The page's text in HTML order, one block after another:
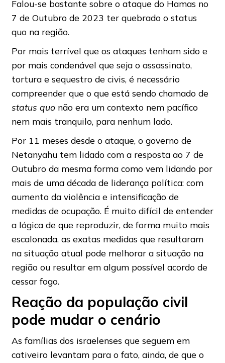
Falou-se bastante sobre o ataque do Hamas no
7 de Outubro de 2023 ter quebrado o status
quo na região.
Por mais terrível que os ataques tenham sido e
por mais condenável que seja o assassinato,
tortura e sequestro de civis, é necessário
compreender que o que está sendo chamado de
status quonão era um contexto nem pacífico
nem mais tranquilo, para nenhum lado.
Por 11 meses desde o ataque, o governo de
Netanyahu tem lidado com a resposta ao 7 de
Outubro da mesma forma como vem lidando por
mais de uma década de liderança política: com
aumento da violência e intensificação de
medidas de ocupação. É muito difícil de entender
a lógica de que reproduzir, de forma muito mais
escalonada, as exatas medidas que resultaram
na situação atual pode melhorar a situação na
região ou resultar em algum possível acordo de
cessar fogo.
Reação da população civil
pode mudar o cenário
As famílias dos israelenses que seguem em
cativeiro levantam para o fato, ainda, de que o